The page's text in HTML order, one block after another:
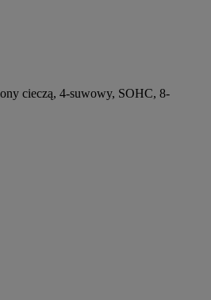
cieczą, 4-suwowy, SOHC, 8-